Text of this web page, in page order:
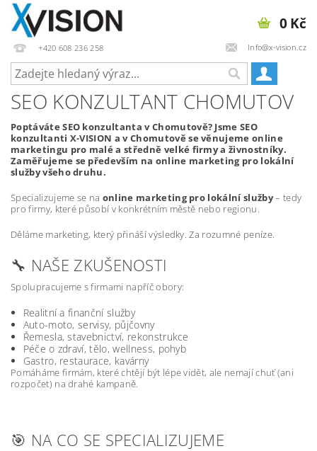
+420 608 236 258 Info@x-vision.cz
0 Kč
SEO KONZULTANT CHOMUTOV
Poptáváte SEO konzultanta v Chomutově? Jsme SEO
konzultanti X-VISION a v Chomutově se věnujeme online
marketingu pro malé a středně velké firmy a živnostníky.
Zaměřujeme se především na online marketing pro lokální
služby všeho druhu.
Specializujeme se na online marketing pro lokální služby– tedy
pro firmy, které působí v konkrétním městě nebo regionu.
Děláme marketing, který přináší výsledky. Za rozumné peníze.
🔧 NAŠE ZKUŠENOSTI
Spolupracujeme s firmami napříč obory:
Realitní a finanční služby
Auto-moto, servisy, půjčovny
Řemesla, stavebnictví, rekonstrukce
Péče o zdraví, tělo, wellness, pohyb
Gastro, restaurace, kavárny
Pomáháme firmám, které chtějí být lépe vidět, ale nemají chuť (ani
rozpočet) na drahé kampaně.
🎯 NA CO SE SPECIALIZUJEME